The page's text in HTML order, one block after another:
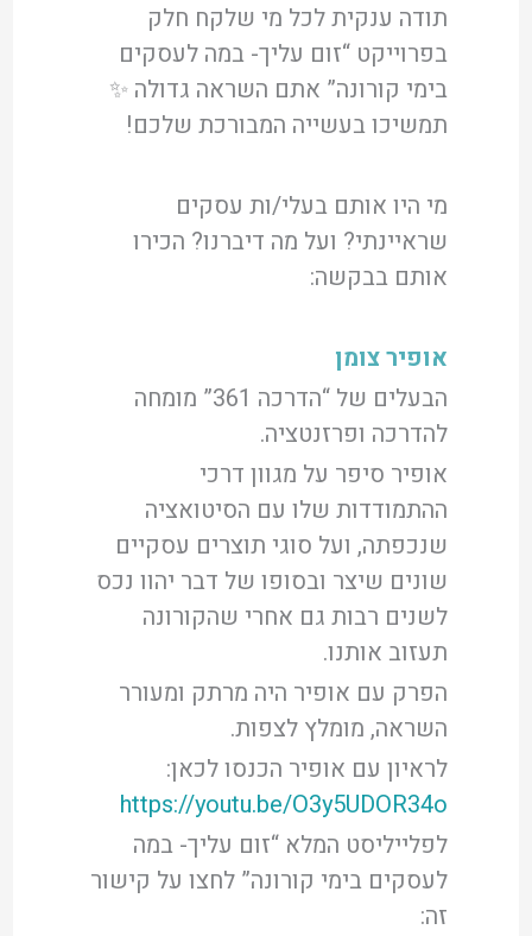
תודה ענקית לכל מי שלקח חלק
בפרוייקט “זום עליך- במה לעסקים
בימי קורונה” אתם השראה גדולה ✨
תמשיכו בעשייה המבורכת שלכם!
מי היו אותם בעלי/ות עסקים
שראיינתי? ועל מה דיברנו? הכירו
אותם בבקשה:
אופיר צומן
הבעלים של “הדרכה 361” מומחה
להדרכה ופרזנטציה.
אופיר סיפר על מגוון דרכי
ההתמודדות שלו עם הסיטואציה
שנכפתה, ועל סוגי תוצרים עסקיים
שונים שיצר ובסופו של דבר יהוו נכס
לשנים רבות גם אחרי שהקורונה
תעזוב אותנו.
הפרק עם אופיר היה מרתק ומעורר
השראה, מומלץ לצפות.
לראיון עם אופיר הכנסו לכאן:
https://youtu.be/O3y5UDOR34o
לפלייליסט המלא “זום עליך- במה
לעסקים בימי קורונה” לחצו על קישור
זה: